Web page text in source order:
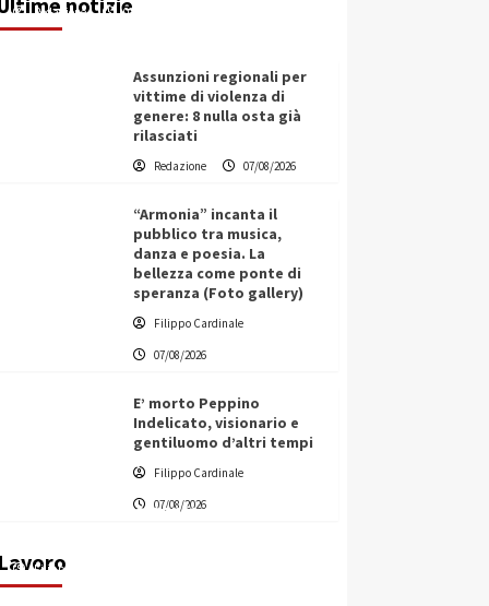
Redazione 07/08/2026
Assunzioni regionali per
vittime di violenza di
genere: 8 nulla osta già
rilasciati
Redazione 07/08/2026
“Armonia” incanta il
pubblico tra musica,
danza e poesia. La
bellezza come ponte di
speranza (Foto gallery)
Filippo Cardinale
07/08/2026
E’ morto Peppino
Indelicato, visionario e
gentiluomo d’altri tempi
Filippo Cardinale
07/08/2026
Lavoro
L’ingegnere saccense Buscarnera
partner chiave di un progetto
transnazionale per la transizione
Filippo Cardinale